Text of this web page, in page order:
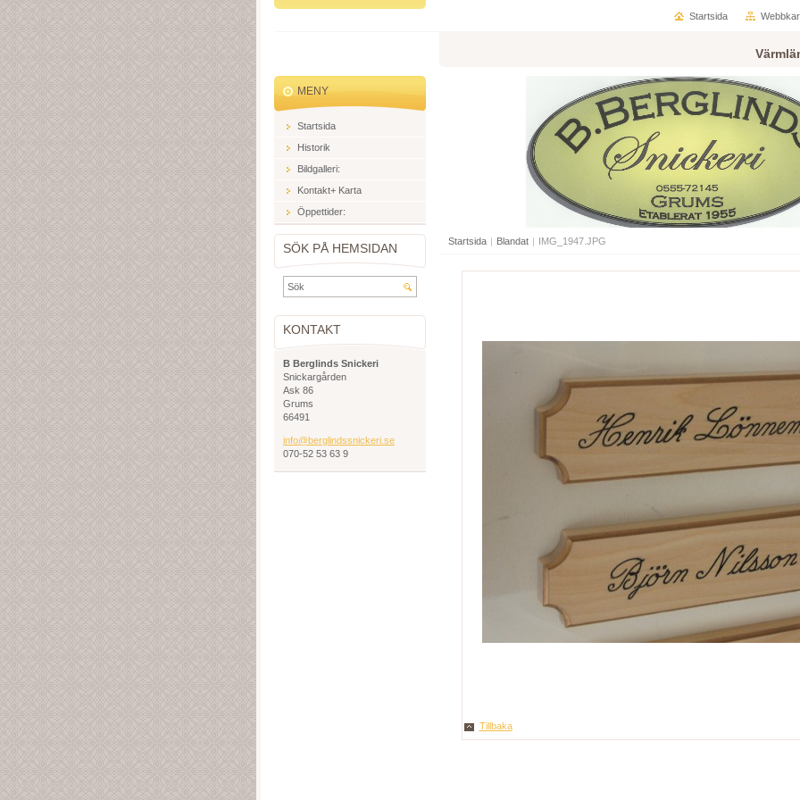
Startsida | Blandat | IMG_1947.JPG
Tillbaka
MENY
Startsida
Historik
Bildgalleri:
Kontakt+ Karta
Öppettider:
SÖK PÅ HEMSIDAN
KONTAKT
B Berglinds Snickeri
Snickargården
Ask 86
Grums
66491
info@berglindssnickeri.se
070-52 53 63 9
Startsida